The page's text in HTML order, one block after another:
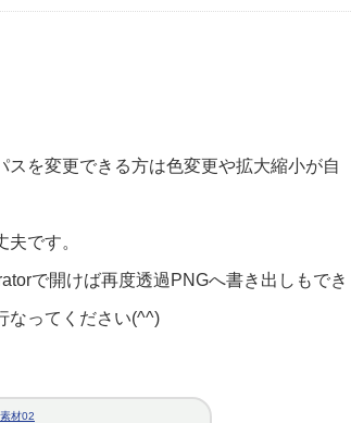
を変更できる方は色変更や拡大縮小が自
です。
で開けば再度透過PNGへ書き出しもでき
なってください(^^)
材02